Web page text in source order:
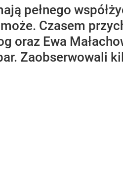
pełnego
Czasem
oraz Ewa
Zaobserwowali